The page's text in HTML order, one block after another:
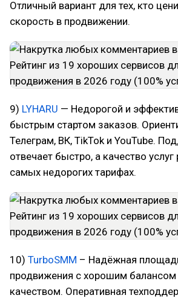
Отличный вариант для тех, кто
скорость в продвижении.
9) LYHARU — Недорогой и
быстрым стартом заказов.
Телеграм, ВК, TikTok и YouTube.
отвечает быстро, а качество
самых недорогих тарифах.
10) TurboSMM – Надёжная
продвижения с хорошим
качеством. Оперативная